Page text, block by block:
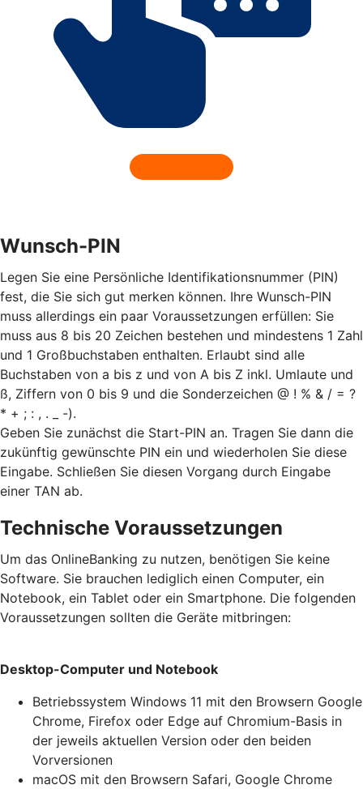
Wunsch-PIN
Legen Sie eine Persönliche Identifikationsnummer (PIN)
fest, die Sie sich gut merken können. Ihre Wunsch-PIN
muss allerdings ein paar Voraussetzungen erfüllen: Sie
muss aus 8 bis 20 Zeichen bestehen und mindestens 1 Zahl
und 1 Großbuchstaben enthalten. Erlaubt sind alle
Buchstaben von a bis z und von A bis Z inkl. Umlaute und
ß, Ziffern von 0 bis 9 und die Sonderzeichen @ ! % & / = ?
* + ; : , . _ -).
Geben Sie zunächst die Start-PIN an. Tragen Sie dann die
zukünftig gewünschte PIN ein und wiederholen Sie diese
Eingabe. Schließen Sie diesen Vorgang durch Eingabe
einer TAN ab.
Technische Voraussetzungen
Um das OnlineBanking zu nutzen, benötigen Sie keine
Software. Sie brauchen lediglich einen Computer, ein
Notebook, ein Tablet oder ein Smartphone. Die folgenden
Voraussetzungen sollten die Geräte mitbringen:
Desktop-Computer und Notebook
Betriebssystem Windows 11 mit den Browsern Google
Chrome, Firefox oder Edge auf Chromium-Basis in
der jeweils aktuellen Version oder den beiden
Vorversionen
macOS mit den Browsern Safari, Google Chrome